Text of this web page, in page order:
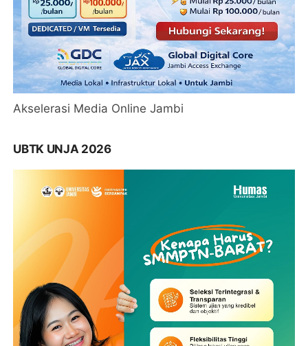
Akselerasi Media Online Jambi
UBTK UNJA 2026